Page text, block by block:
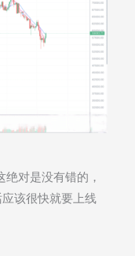
对是没有错的，
该很快就要上线